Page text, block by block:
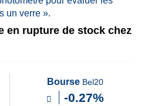
en rupture de stock chez
Bourse Bel20
-0.27%